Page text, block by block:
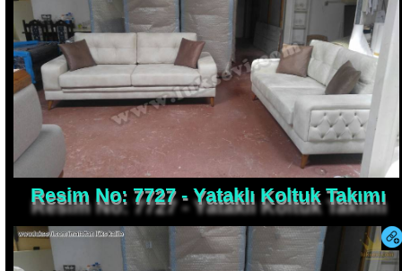
Resim No: 7727 - Yataklı Koltuk Takımı